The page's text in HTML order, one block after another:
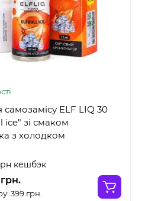
самозамісу ELF LIQ 30
ice" зі смаком
з холодком
кешбэк
399 грн.